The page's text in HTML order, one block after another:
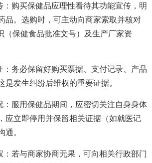
购买保健品应理性看待其功能宣传，明
品。选购时，可主动向商家索取并核对
（保健食品批准文号）及生产厂家资
务必保留好购买票据、支付记录、产品
是发生纠纷后维权的重要证据。
服用保健品期间，应密切关注自身身体
应立即停用并保留相关证据（如就医记
通。
若与商家协商无果，可向相关行政部门